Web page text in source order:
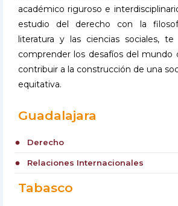
académico riguroso e
estudio del derecho con la
literatura y las ciencias sociales, te
comprender los desafíos del mundo
contribuir a la construcción de una
equitativa.
Guadalajara
circle Derecho
circle Relaciones Internacionales
Tabasco